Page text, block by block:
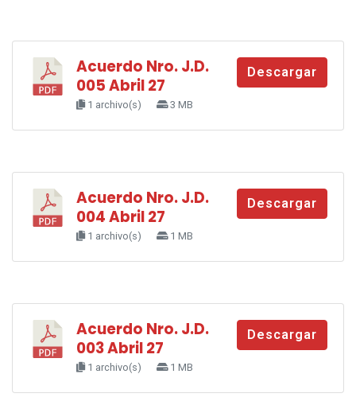
Acuerdo Nro. J.D.
005 Abril 27
1 archivo(s) 3 MB
Descargar
Acuerdo Nro. J.D.
004 Abril 27
1 archivo(s) 1 MB
Descargar
Acuerdo Nro. J.D.
003 Abril 27
1 archivo(s) 1 MB
Descargar